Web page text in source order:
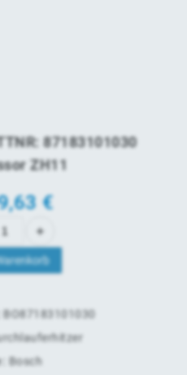
87183101030
ZH11
€
BO87183101030
Bosch